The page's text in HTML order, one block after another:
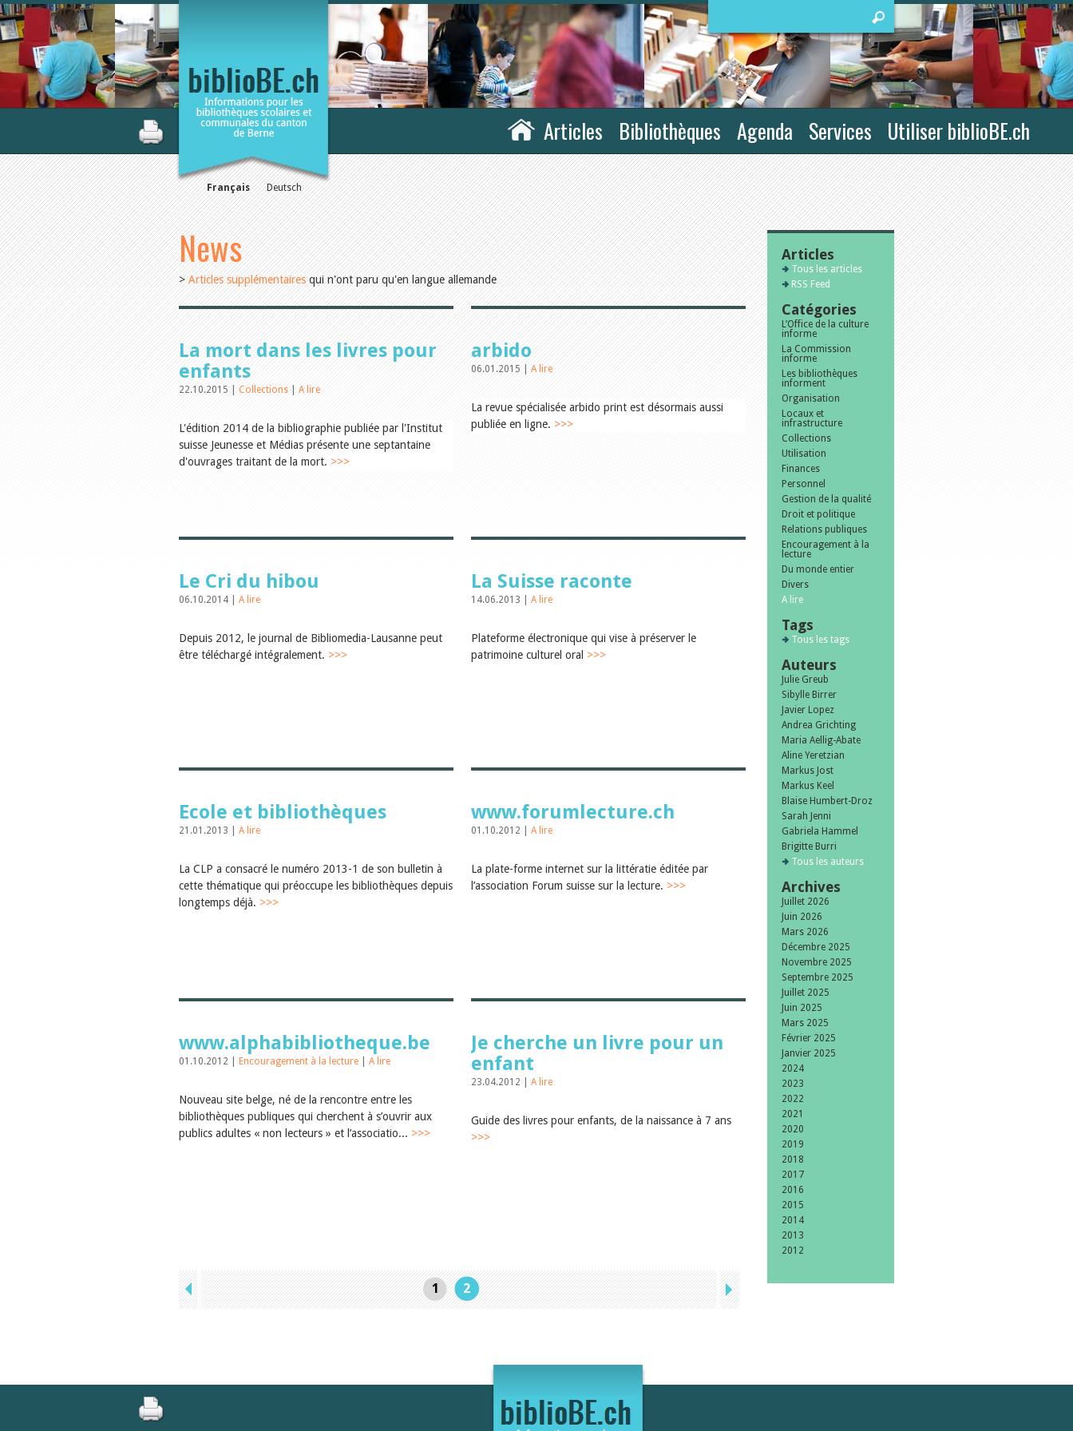
Français Deutsch
Articles Bibliothèques Agenda Services Utiliser biblioBE.ch
News
>Articles supplémentairesqui n'ont paru qu'en langue allemande
La mort dans les livres pour
enfants
22.10.2015 | Collections A lire
L'édition 2014 de la bibliographie publiée par l'Institut
suisse Jeunesse et Médias présente une septantaine
d'ouvrages traitant de la mort. >>>
arbido
06.01.2015 | A lire
La revue spécialisée arbido print est désormais aussi
publiée en ligne. >>>
Le Cri du hibou
06.10.2014 | A lire
Depuis 2012, le journal de Bibliomedia-Lausanne peut
être téléchargé intégralement. >>>
La Suisse raconte
14.06.2013 | A lire
Plateforme électronique qui vise à préserver le
patrimoine culturel oral >>>
Ecole et bibliothèques
21.01.2013 | A lire
La CLP a consacré le numéro 2013-1 de son bulletin à
cette thématique qui préoccupe les bibliothèques depuis
longtemps déjà. >>>
www.forumlecture.ch
01.10.2012 | A lire
La plate-forme internet sur la littératie éditée par
l’association Forum suisse sur la lecture. >>>
www.alphabibliotheque.be
01.10.2012 | Encouragement à la lecture A lire
Nouveau site belge, né de la rencontre entre les
bibliothèques publiques qui cherchent à s’ouvrir aux
publics adultes « non lecteurs » et l’associatio... >>>
Je cherche un livre pour un
enfant
23.04.2012 | A lire
Guide des livres pour enfants, de la naissance à 7 ans
>>>
1 2
Articles
Tous les articles
RSS Feed
Catégories
L’Office de la culture
informe
La Commission
informe
Les bibliothèques
informent
Organisation
Locaux et
infrastructure
Collections
Utilisation
Finances
Personnel
Gestion de la qualité
Droit et politique
Relations publiques
Encouragement à la
lecture
Du monde entier
Divers
A lire
Tags
Tous les tags
Auteurs
Julie Greub
Sibylle Birrer
Javier Lopez
Andrea Grichting
Maria Aellig-Abate
Aline Yeretzian
Markus Jost
Markus Keel
Blaise Humbert-Droz
Sarah Jenni
Gabriela Hammel
Brigitte Burri
Tous les auteurs
Archives
Juillet 2026
Juin 2026
Mars 2026
Décembre 2025
Novembre 2025
Septembre 2025
Juillet 2025
Juin 2025
Mars 2025
Février 2025
Janvier 2025
2024
2023
2022
2021
2020
2019
2018
2017
2016
2015
2014
2013
2012